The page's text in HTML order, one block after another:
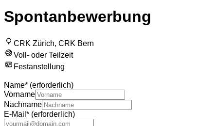
Spontanbewerbung
CRK Zürich, CRK Bern
Voll- oder Teilzeit
Festanstellung
Name* (erforderlich)
Vorname
Nachname
E-Mail * (erforderlich)